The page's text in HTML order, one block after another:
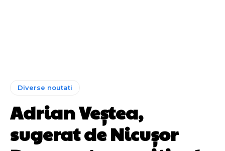
Diverse noutati
Adrian Veștea,
sugerat de Nicușor